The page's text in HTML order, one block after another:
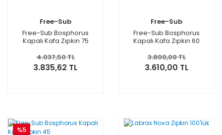
Free-Sub
Free-Sub Bosphorus
Kapalı Kafa Zıpkın 75
4.037,50 TL
3.835,62 TL
Free-Sub
Free-Sub Bosphorus
Kapalı Kafa Zıpkın 60
3.800,00 TL
3.610,00 TL
%5